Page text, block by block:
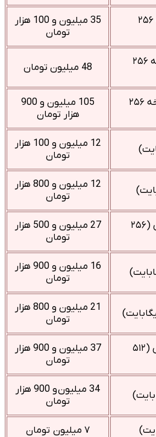
گلکسی A۵۶ ( نسخه ۲۵۶
35 میلیون و 100 هزار
تومان
گلکسی S۲۴ FE (نسخه ۲۵۶
48 میلیون تومان
گلکسی S۲۵ اولترا (نسخه ۲۵۶
105 میلیون و 900
هزار تومان
12 میلیون و 100 هزار
تومان
12 میلیون و 800 هزار
تومان
ردمی نوت ۱۳ پرو پلاس (۲۵۶
27 میلیون و 500 هزار
تومان
16 میلیون و 900 هزار
تومان
21 میلیون و 800 هزار
تومان
ردمی نوت ۱۴ پرو پلاس (۵۱۲
37 میلیون و 900 هزار
تومان
34 میلیون و 900 هزار
تومان
۷ میلیون تومان